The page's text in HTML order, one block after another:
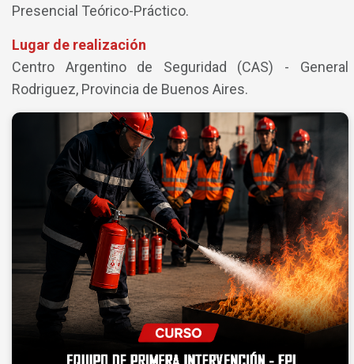
Presencial Teórico-Práctico.
Lugar de realización
Centro Argentino de Seguridad (CAS) - General
Rodriguez, Provincia de Buenos Aires.